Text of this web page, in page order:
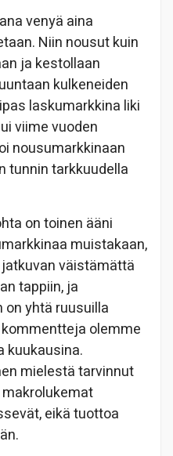
venyä aina
Niin nousut kuin
ja kestollaan
kulkeneiden
laskumarkkina liki
viime vuoden
nousumarkkinaan
tunnin tarkkuudella
on toinen ääni
muistakaan,
väistämättä
tappiin, ja
on yhtä ruusuilla
olemme
kuukausina.
mielestä tarvinnut
eikä tuottoa